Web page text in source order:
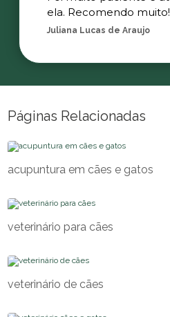
ela. Recomendo muito!
Juliana Lucas de Araujo
Páginas Relacionadas
acupuntura em cães e gatos
veterinário para cães
veterinário de cães